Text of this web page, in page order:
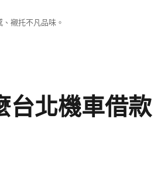
襯托不凡品味。
台北機車借款